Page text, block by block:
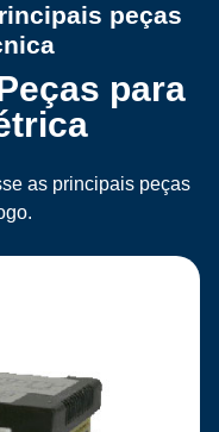
peças
para
as principais peças